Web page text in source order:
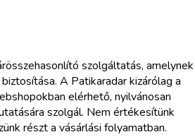
szolgáltatás, amelynek
A Patikaradar kizárólag a
elérhető, nyilvánosan
szolgál. Nem értékesítünk
részt a vásárlási folyamatban.